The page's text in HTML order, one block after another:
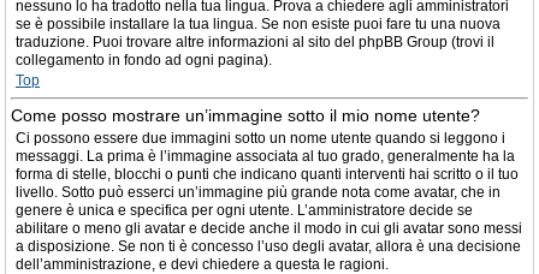
nessuno lo ha tradotto nella tua lingua. Prova a chiedere agli amministratori
se è possibile installare la tua lingua. Se non esiste puoi fare tu una nuova
traduzione. Puoi trovare altre informazioni al sito del phpBB Group (trovi il
collegamento in fondo ad ogni pagina).
Top
Come posso mostrare un’immagine sotto il mio nome utente?
Ci possono essere due immagini sotto un nome utente quando si leggono i
messaggi. La prima è l’immagine associata al tuo grado, generalmente ha la
forma di stelle, blocchi o punti che indicano quanti interventi hai scritto o il tuo
livello. Sotto può esserci un’immagine più grande nota come avatar, che in
genere è unica e specifica per ogni utente. L’amministratore decide se
abilitare o meno gli avatar e decide anche il modo in cui gli avatar sono messi
a disposizione. Se non ti è concesso l’uso degli avatar, allora è una decisione
dell’amministrazione, e devi chiedere a questa le ragioni.